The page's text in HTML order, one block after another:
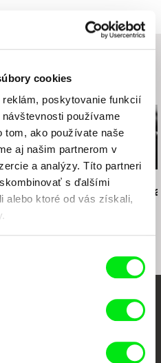
cookies
poskytovanie funkcií
používame
tom, ako používate naše
aj našim partnerom v
a analýzy. Títo partneri
s ďalšími
alebo ktoré od vás získali,
www.sfu.sk
Hanák Štefan Uher
Panna